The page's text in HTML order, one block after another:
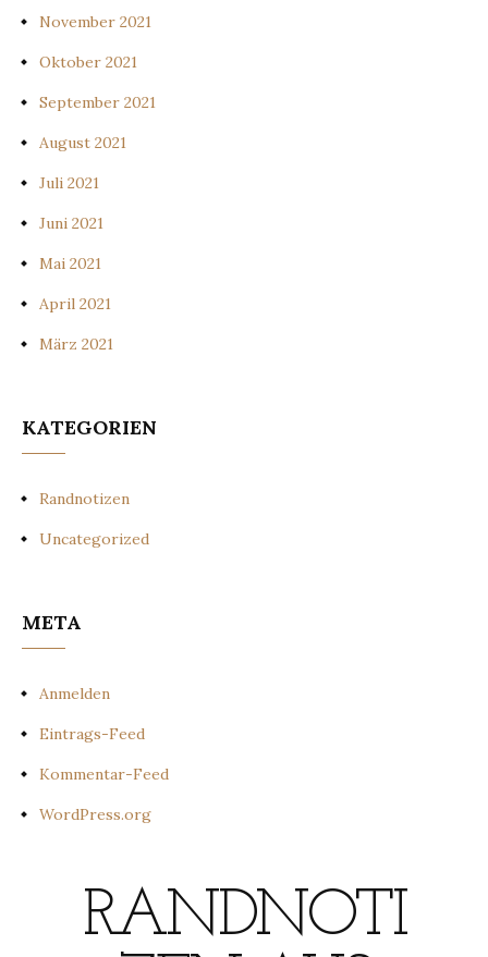
November 2021
Oktober 2021
September 2021
August 2021
Juli 2021
Juni 2021
Mai 2021
April 2021
März 2021
KATEGORIEN
Randnotizen
Uncategorized
META
Anmelden
Eintrags-Feed
Kommentar-Feed
WordPress.org
RANDNOTI